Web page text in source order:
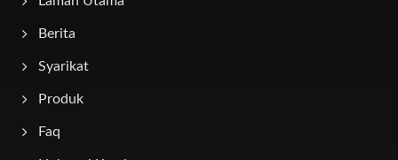
Berita
Syarikat
Produk
Faq